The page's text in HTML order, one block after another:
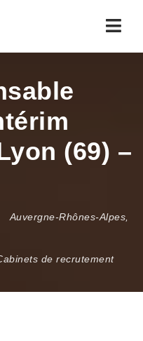
(69) –
Auvergne-Rhônes-Alpes
de recrutement